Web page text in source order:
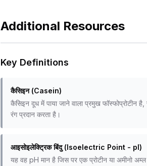
Additional Resources
Key Definitions
कैसिइन (Casein)
कैसिइन दूध में पाया जाने वाला प्रमुख
रंग प्रदान करता है।
आइसोइलेक्ट्रिक बिंदु (Isoelectric Point - pI)
यह वह pH मान है जिस पर एक प्रोटीन या अमीनो